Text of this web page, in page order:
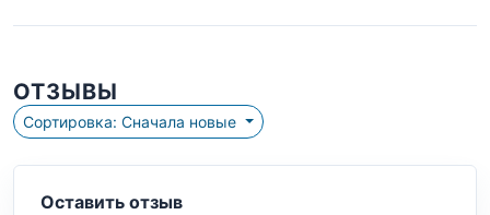
ОТЗЫВЫ
Сортировка: Сначала новые
Оставить отзыв